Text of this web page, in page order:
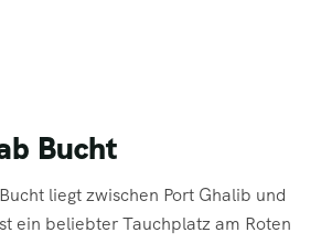
Bucht
liegt zwischen Port Ghalib und
ein beliebter Tauchplatz am Roten